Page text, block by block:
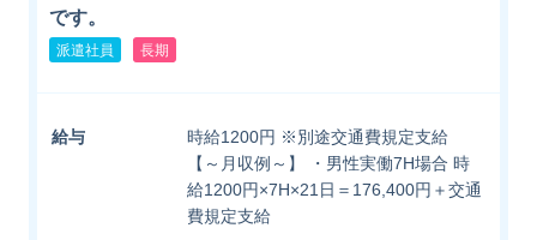
です。
派遣社員 長期
給与
時給1200円 ※別途交通費規定支給
【～月収例～】 ・男性実働7H場合 時
給1200円×7H×21日＝176,400円＋交通
費規定支給